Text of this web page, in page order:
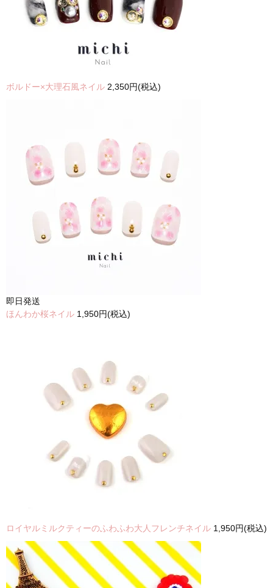
ボルドー×大理石風ネイル 2,350円(税込)
即日発送
ほんわか桜ネイル 1,950円(税込)
ロイヤルミルクティーのふわふわ大人フレンチネイル 1,950円(税込)